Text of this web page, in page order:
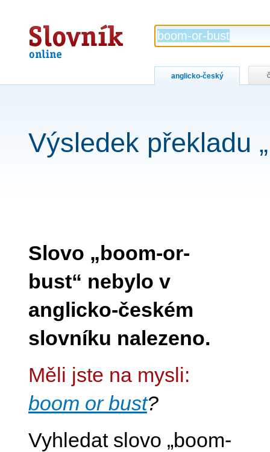
Slovník
online
anglicko-český
Výsledek překladu
Slovo „boom-or-
bust“ nebylo v
anglicko-českém
slovníku nalezeno.
Měli jste na mysli:
boom or bust?
Vyhledat slovo „boom-